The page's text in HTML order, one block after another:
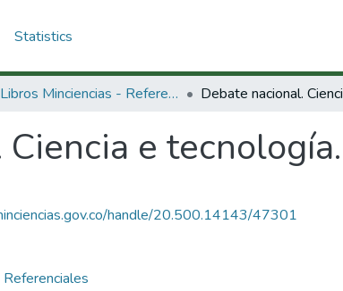
Statistics
Libros Minciencias - Referenciales
e tecnología.
handle/20.500.14143/47301